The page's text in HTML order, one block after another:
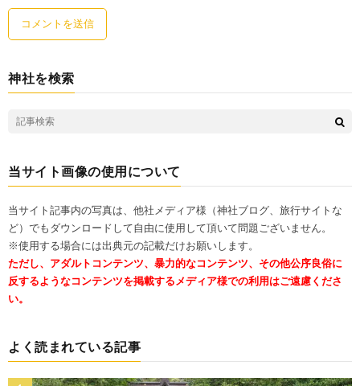
神社を検索
当サイト画像の使用について
当サイト記事内の写真は、他社メディア様（神社ブログ、旅行サイトな
ど）でもダウンロードして自由に使用して頂いて問題ございません。
※使用する場合には出典元の記載だけお願いします。
ただし、アダルトコンテンツ、暴力的なコンテンツ、その他公序良俗に
反するようなコンテンツを掲載するメディア様での利用はご遠慮くださ
い。
よく読まれている記事